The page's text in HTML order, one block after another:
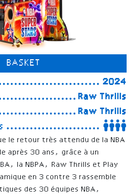
BASKET
2024
Raw Thrills
Raw Thrills
le retour très attendu de la NBA
après 30 ans, grâce à un
la NBPA, Raw Thrills et Play
en 3 contre 3 rassemble
des 30 équipes NBA,